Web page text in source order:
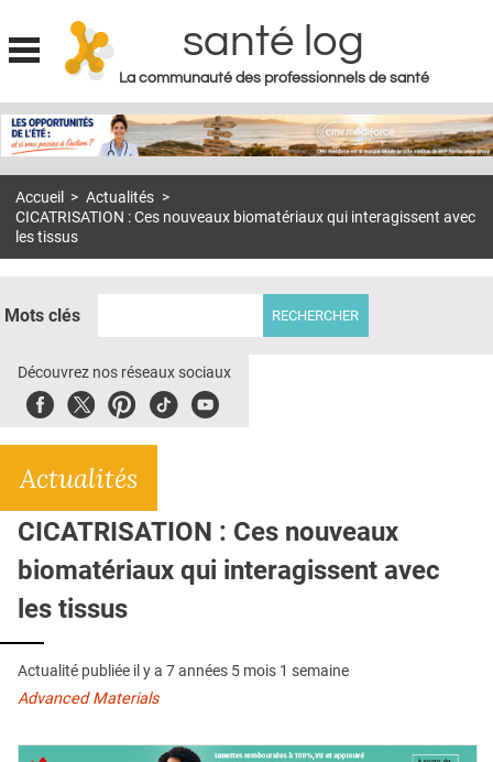
Jump to navigation
santé log
La communauté des professionnels de santé
MON COMPTE
S'ABONNER À LA REVUE SOIN À DOMICILE
E-REVUE SAD
THÉMA
CRÉDITS
Accueil > Actualités >
CICATRISATION : Ces nouveaux biomatériaux qui interagissent avec
les tissus
Mots clés
Découvrez nos réseaux sociaux
FacebookTwitterPinterest
TiktokYoubute
Actualités
CICATRISATION : Ces nouveaux
biomatériaux qui interagissent avec
les tissus
Actualité publiée il y a 7 années 5 mois 1 semaine
Advanced Materials